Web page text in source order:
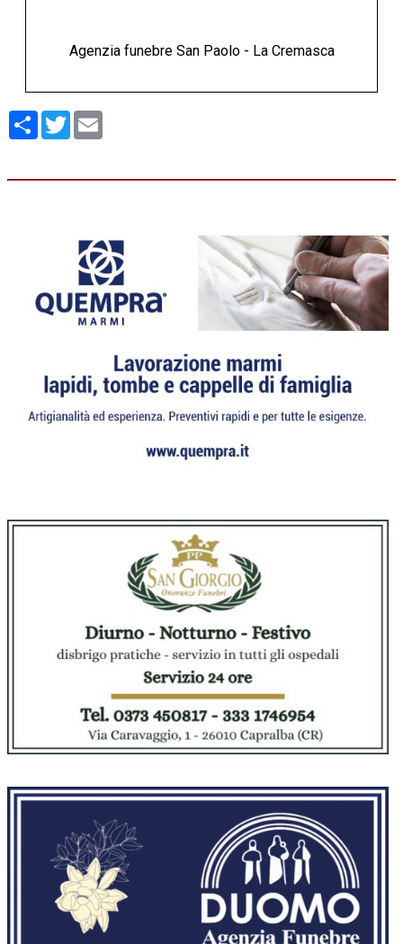
Agenzia funebre San Paolo - La Cremasca
Condividi
Twitter